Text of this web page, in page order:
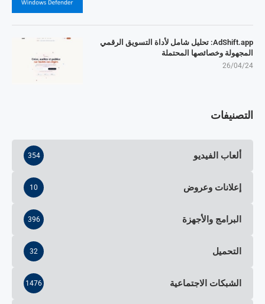
AdShift.app: تحليل شامل لأداة التسويق الرقمي
المجهولة وخصائصها المحتملة
26/04/24
التصنيفات
ألعاب الفيديو 354
إعلانات وعروض 10
البرامج والأجهزة 396
التحميل 32
الشبكات الاجتماعية 1476